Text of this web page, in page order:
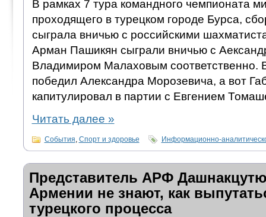
В рамках 7 тура командного чемпионата
проходящего в турецком городе Бурса,
сыграла вничью с российскими
Арман Пашикян сыграли вничью с
Владимиром Малаховым соответственно.
победил Александра Морозевича, а вот
капитулировал в партии с Евгением
Читать далее »
События Спорт и здоровье Информационно-
Представитель АРФ
Армении не знают, как
турецкого процесса